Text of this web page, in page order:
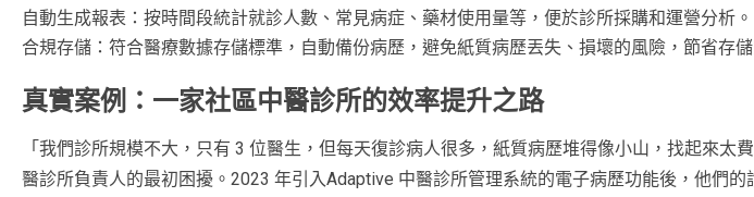
自動生成報表：按時間段統計就診人數、常見病症、藥材使用量等，便於診所採購和運營分析。
合規存儲：符合醫療數據存儲標準，自動備份病歷，避免紙質病歷丟失、損壞的風險，節省存儲
真實案例：一家社區中醫診所的效率提升之路
「我們診所規模不大，只有 3 位醫生，但每天復診病人很多，紙質病歷堆得像小山，找起來太
醫診所負責人的最初困擾。2023 年引入Adaptive 中醫診所管理系統的電子病歷功能後，他們的